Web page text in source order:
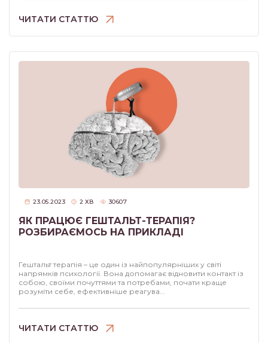
ЧИТАТИ СТАТТЮ
23.05.2023 2 ХВ 30607
ЯК ПРАЦЮЄ ГЕШТАЛЬТ-ТЕРАПІЯ?
РОЗБИРАЄМОСЬ НА ПРИКЛАДІ
Гештальт терапія – це один із найпопулярніших у світі
напрямків психології. Вона допомагає відновити контакт із
собою, своїми почуттями та потребами, почати краще
розуміти себе, ефективніше реагува...
ЧИТАТИ СТАТТЮ